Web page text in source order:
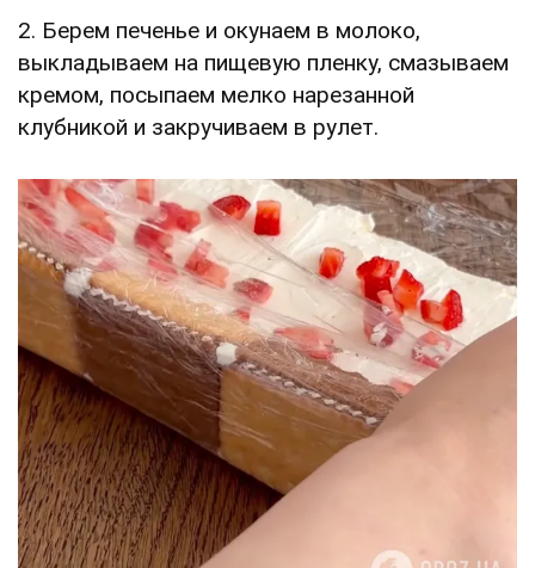
2. Берем печенье и окунаем в молоко,
выкладываем на пищевую пленку, смазываем
кремом, посыпаем мелко нарезанной
клубникой и закручиваем в рулет.